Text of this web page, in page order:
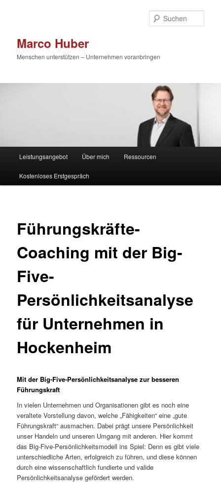
Marco Huber
Menschen unterstützen – Unternehmen voranbringen
Leistungsangebot Über mich Ressourcen
Kostenloses Erstgespräch
Führungskräfte-
Coaching mit der Big-
Five-
Persönlichkeitsanalyse
für Unternehmen in
Hockenheim
Mit der Big-Five-Persönlichkeitsanalyse zur besseren
Führungskraft
In vielen Unternehmen und Organisationen gibt es noch eine
veraltete Vorstellung davon, welche „Fähigkeiten“ eine „gute
Führungskraft“ ausmachen. Dabei prägt unsere Persönlichkeit
unser Handeln und unseren Umgang mit anderen. Hier kommt
das Big-Five-Persönlichkeitsmodell ins Spiel: Denn es gibt viele
unterschiedliche Arten, erfolgreich zu führen, und diese können
durch eine wissenschaftlich fundierte und valide
Persönlichkeitsanalyse gefördert werden.